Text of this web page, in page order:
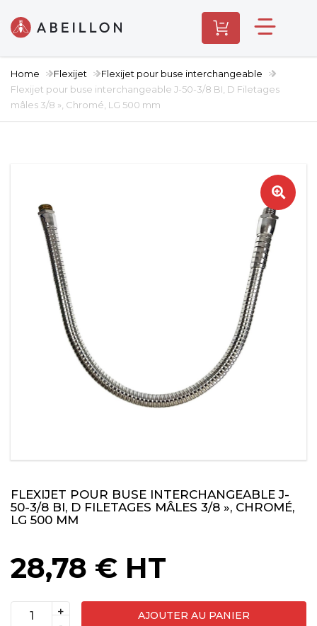
Home Flexijet
Flexijet pour buse interchangeable
Flexijet pour buse interchangeable J-50-3/8 BI, D Filetages
mâles 3/8 », Chromé, LG 500 mm
🔍
FLEXIJET POUR BUSE INTERCHANGEABLE J-
50-3/8 BI, D FILETAGES MÂLES 3/8 », CHROMÉ,
LG 500 MM
28,78 € HT
quantité
+
AJOUTER AU PANIER